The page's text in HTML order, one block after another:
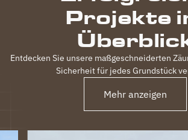
Projekte
Entdecken Sie unsere maßgeschneiderten
Sicherheit für jedes Grundstück
Mehr anzeigen